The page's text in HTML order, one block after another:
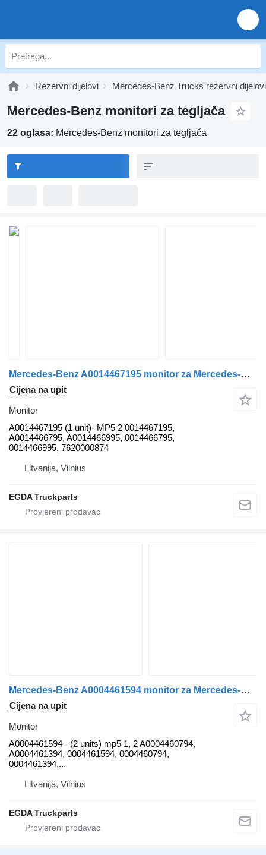
Rezervni dijelovi Mercedes-Benz Trucks rezervni dijelovi
Mercedes-Benz monitori za tegljača
22 oglasa: Mercedes-Benz monitori za tegljača
Mercedes-Benz A0014467195 monitor za Mercedes-Benz MP5 tegljača
Cijena na upit
Monitor
A0014467195 (1 unit)- MP5 2 0014467195,
A0014466795, A0014466995, 0014466795,
0014466995, 7620000874
Litvanija, Vilnius
EGDA Truckparts
Mercedes-Benz A0004461594 monitor za Mercedes-Benz MP5 tegljača
Cijena na upit
Monitor
A0004461594 - (2 units) mp5 1, 2 A0004460794,
A0004461394, 0004461594, 0004460794,
0004461394,...
Litvanija, Vilnius
EGDA Truckparts